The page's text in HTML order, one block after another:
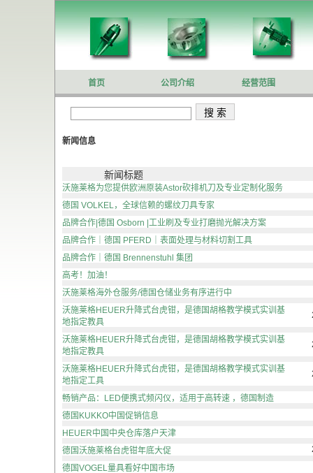
首页 公司介绍 经营范围
新闻信息
新闻标题
沃施莱格为您提供欧洲原装Astor砍排机刀及专业定制化服务
德国 VOLKEL，全球信赖的螺纹刀具专家
品牌合作|德国 Osborn |工业刷及专业打磨抛光解决方案
品牌合作｜德国 PFERD｜表面处理与材料切割工具
品牌合作｜德国 Brennenstuhl 集团
高考！加油！
沃施莱格海外仓服务/德国仓储业务有序进行中
沃施莱格HEUER升降式台虎钳，是德国胡格教学模式实训基
地指定教具
沃施莱格HEUER升降式台虎钳，是德国胡格教学模式实训基
地指定教具
沃施莱格HEUER升降式台虎钳，是德国胡格教学模式实训基
地指定工具
畅销产品：LED便携式频闪仪，适用于高转速 ，德国制造
德国KUKKO中国促销信息
HEUER中国中央仓库落户天津
德国沃施莱格台虎钳年底大促
德国VOGEL量具看好中国市场